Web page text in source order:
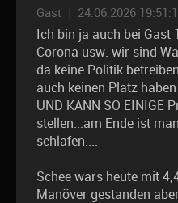
Gast 24.06.2026
Ich bin ja auch bei Gast
Corona usw. wir sind
da keine Politik
auch keinen Platz
UND KANN SO EINIGE
stellen...am Ende ist
schlafen....
Schee wars heute mit
Manöver gestanden